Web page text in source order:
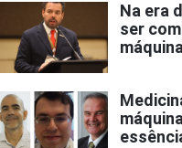
Na era
ser